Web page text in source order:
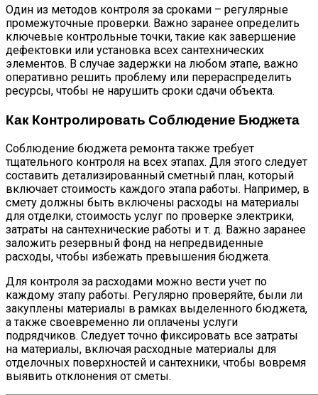
Один из методов контроля за сроками – регулярные
промежуточные проверки. Важно заранее определить
ключевые контрольные точки, такие как завершение
дефектовки или установка всех сантехнических
элементов. В случае задержки на любом этапе, важно
оперативно решить проблему или перераспределить
ресурсы, чтобы не нарушить сроки сдачи объекта.
Как Контролировать Соблюдение Бюджета
Соблюдение бюджета ремонта также требует
тщательного контроля на всех этапах. Для этого следует
составить детализированный сметный план, который
включает стоимость каждого этапа работы. Например, в
смету должны быть включены расходы на материалы
для отделки, стоимость услуг по проверке электрики,
затраты на сантехнические работы и т. д. Важно заранее
заложить резервный фонд на непредвиденные
расходы, чтобы избежать превышения бюджета.
Для контроля за расходами можно вести учет по
каждому этапу работы. Регулярно проверяйте, были ли
закуплены материалы в рамках выделенного бюджета,
а также своевременно ли оплачены услуги
подрядчиков. Следует точно фиксировать все затраты
на материалы, включая расходные материалы для
отделочных поверхностей и сантехники, чтобы вовремя
выявить отклонения от сметы.